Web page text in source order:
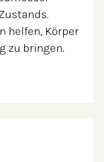
helfen, Körper
zu bringen.